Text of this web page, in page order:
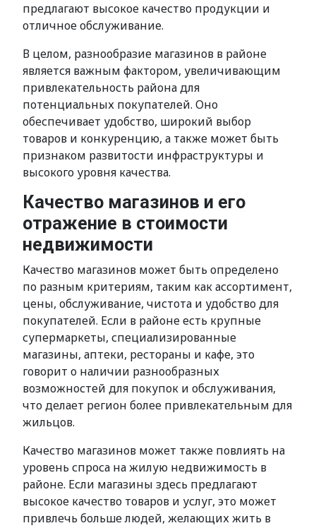
предлагают высокое качество продукции и
отличное обслуживание.
В целом, разнообразие магазинов в районе
является важным фактором, увеличивающим
привлекательность района для
потенциальных покупателей. Оно
обеспечивает удобство, широкий выбор
товаров и конкуренцию, а также может быть
признаком развитости инфраструктуры и
высокого уровня качества.
Качество магазинов и его
отражение в стоимости
недвижимости
Качество магазинов может быть определено
по разным критериям, таким как ассортимент,
цены, обслуживание, чистота и удобство для
покупателей. Если в районе есть крупные
супермаркеты, специализированные
магазины, аптеки, рестораны и кафе, это
говорит о наличии разнообразных
возможностей для покупок и обслуживания,
что делает регион более привлекательным для
жильцов.
Качество магазинов может также повлиять на
уровень спроса на жилую недвижимость в
районе. Если магазины здесь предлагают
высокое качество товаров и услуг, это может
привлечь больше людей, желающих жить в